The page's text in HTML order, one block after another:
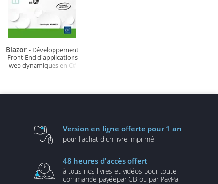
Blazor - Développement
Front End d'applications
web dynamiques en C#
Version en ligne offerte pour 1 an
pour l'achat d'un livre imprimé
48 heures d'accès offert
à tous nos livres et vidéos pour toute
commande payéepar CB ou par PayPal